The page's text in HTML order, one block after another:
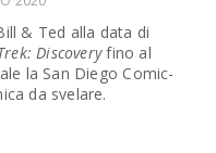
& Ted alla data di
Discoveryfino al
la San Diego Comic-
da svelare.